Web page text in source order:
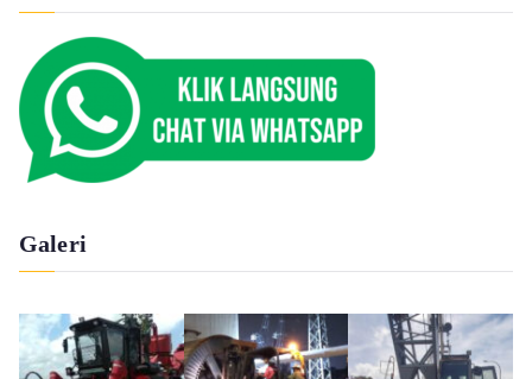
Galeri